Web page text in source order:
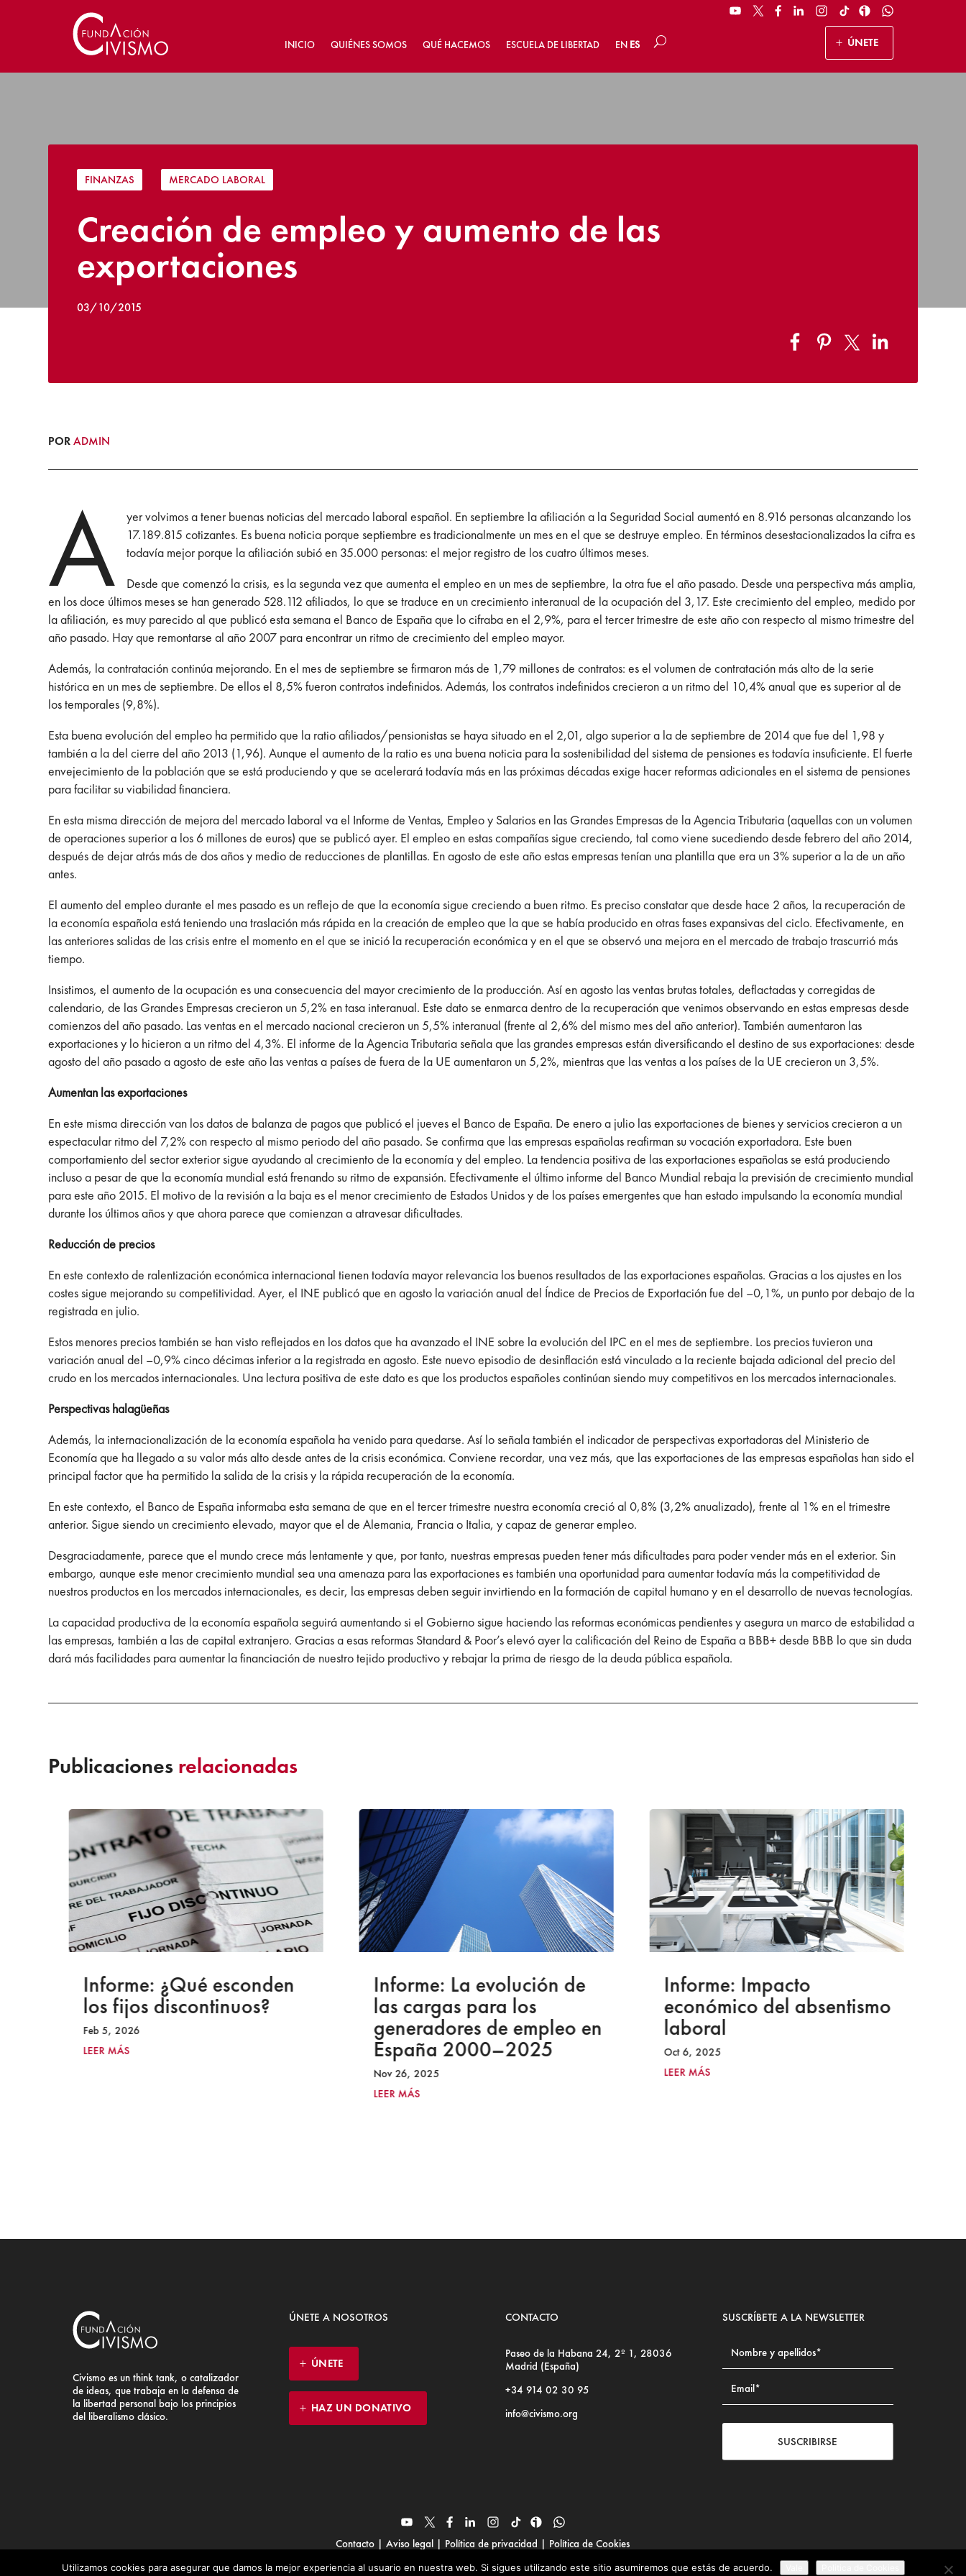
INICIO QUIÉNES SOMOS QUÉ HACEMOS ESCUELA DE LIBERTAD EN ES ÚNETE
FINANZAS MERCADO LABORAL
Creación de empleo y aumento de las
exportaciones
03/10/2015
PORADMIN
A
yer volvimos a tener buenas noticias del mercado laboral español. En septiembre la afiliación a la Seguridad Social aumentó en 8.916 personas alcanzando los
17.189.815 cotizantes. Es buena noticia porque septiembre es tradicionalmente un mes en el que se destruye empleo. En términos desestacionalizados la cifra es
todavía mejor porque la afiliación subió en 35.000 personas: el mejor registro de los cuatro últimos meses.
Desde que comenzó la crisis, es la segunda vez que aumenta el empleo en un mes de septiembre, la otra fue el año pasado. Desde una perspectiva más amplia,
en los doce últimos meses se han generado 528.112 afiliados, lo que se traduce en un crecimiento interanual de la ocupación del 3,17. Este crecimiento del empleo, medido por
la afiliación, es muy parecido al que publicó esta semana el Banco de España que lo cifraba en el 2,9%, para el tercer trimestre de este año con respecto al mismo trimestre del
año pasado. Hay que remontarse al año 2007 para encontrar un ritmo de crecimiento del empleo mayor.
Además, la contratación continúa mejorando. En el mes de septiembre se firmaron más de 1,79 millones de contratos: es el volumen de contratación más alto de la serie
histórica en un mes de septiembre. De ellos el 8,5% fueron contratos indefinidos. Además, los contratos indefinidos crecieron a un ritmo del 10,4% anual que es superior al de
los temporales (9,8%).
Esta buena evolución del empleo ha permitido que la ratio afiliados/pensionistas se haya situado en el 2,01, algo superior a la de septiembre de 2014 que fue del 1,98 y
también a la del cierre del año 2013 (1,96). Aunque el aumento de la ratio es una buena noticia para la sostenibilidad del sistema de pensiones es todavía insuficiente. El fuerte
envejecimiento de la población que se está produciendo y que se acelerará todavía más en las próximas décadas exige hacer reformas adicionales en el sistema de pensiones
para facilitar su viabilidad financiera.
En esta misma dirección de mejora del mercado laboral va el Informe de Ventas, Empleo y Salarios en las Grandes Empresas de la Agencia Tributaria (aquellas con un volumen
de operaciones superior a los 6 millones de euros) que se publicó ayer. El empleo en estas compañías sigue creciendo, tal como viene sucediendo desde febrero del año 2014,
después de dejar atrás más de dos años y medio de reducciones de plantillas. En agosto de este año estas empresas tenían una plantilla que era un 3% superior a la de un año
antes.
El aumento del empleo durante el mes pasado es un reflejo de que la economía sigue creciendo a buen ritmo. Es preciso constatar que desde hace 2 años, la recuperación de
la economía española está teniendo una traslación más rápida en la creación de empleo que la que se había producido en otras fases expansivas del ciclo. Efectivamente, en
las anteriores salidas de las crisis entre el momento en el que se inició la recuperación económica y en el que se observó una mejora en el mercado de trabajo trascurrió más
tiempo.
Insistimos, el aumento de la ocupación es una consecuencia del mayor crecimiento de la producción. Así en agosto las ventas brutas totales, deflactadas y corregidas de
calendario, de las Grandes Empresas crecieron un 5,2% en tasa interanual. Este dato se enmarca dentro de la recuperación que venimos observando en estas empresas desde
comienzos del año pasado. Las ventas en el mercado nacional crecieron un 5,5% interanual (frente al 2,6% del mismo mes del año anterior). También aumentaron las
exportaciones y lo hicieron a un ritmo del 4,3%. El informe de la Agencia Tributaria señala que las grandes empresas están diversificando el destino de sus exportaciones: desde
agosto del año pasado a agosto de este año las ventas a países de fuera de la UE aumentaron un 5,2%, mientras que las ventas a los países de la UE crecieron un 3,5%.
Aumentan las exportaciones
En este misma dirección van los datos de balanza de pagos que publicó el jueves el Banco de España. De enero a julio las exportaciones de bienes y servicios crecieron a un
espectacular ritmo del 7,2% con respecto al mismo periodo del año pasado. Se confirma que las empresas españolas reafirman su vocación exportadora. Este buen
comportamiento del sector exterior sigue ayudando al crecimiento de la economía y del empleo. La tendencia positiva de las exportaciones españolas se está produciendo
incluso a pesar de que la economía mundial está frenando su ritmo de expansión. Efectivamente el último informe del Banco Mundial rebaja la previsión de crecimiento mundial
para este año 2015. El motivo de la revisión a la baja es el menor crecimiento de Estados Unidos y de los países emergentes que han estado impulsando la economía mundial
durante los últimos años y que ahora parece que comienzan a atravesar dificultades.
Reducción de precios
En este contexto de ralentización económica internacional tienen todavía mayor relevancia los buenos resultados de las exportaciones españolas. Gracias a los ajustes en los
costes sigue mejorando su competitividad. Ayer, el INE publicó que en agosto la variación anual del Índice de Precios de Exportación fue del –0,1%, un punto por debajo de la
registrada en julio.
Estos menores precios también se han visto reflejados en los datos que ha avanzado el INE sobre la evolución del IPC en el mes de septiembre. Los precios tuvieron una
variación anual del –0,9% cinco décimas inferior a la registrada en agosto. Este nuevo episodio de desinflación está vinculado a la reciente bajada adicional del precio del
crudo en los mercados internacionales. Una lectura positiva de este dato es que los productos españoles continúan siendo muy competitivos en los mercados internacionales.
Perspectivas halagüeñas
Además, la internacionalización de la economía española ha venido para quedarse. Así lo señala también el indicador de perspectivas exportadoras del Ministerio de
Economía que ha llegado a su valor más alto desde antes de la crisis económica. Conviene recordar, una vez más, que las exportaciones de las empresas españolas han sido el
principal factor que ha permitido la salida de la crisis y la rápida recuperación de la economía.
En este contexto, el Banco de España informaba esta semana de que en el tercer trimestre nuestra economía creció al 0,8% (3,2% anualizado), frente al 1% en el trimestre
anterior. Sigue siendo un crecimiento elevado, mayor que el de Alemania, Francia o Italia, y capaz de generar empleo.
Desgraciadamente, parece que el mundo crece más lentamente y que, por tanto, nuestras empresas pueden tener más dificultades para poder vender más en el exterior. Sin
embargo, aunque este menor crecimiento mundial sea una amenaza para las exportaciones es también una oportunidad para aumentar todavía más la competitividad de
nuestros productos en los mercados internacionales, es decir, las empresas deben seguir invirtiendo en la formación de capital humano y en el desarrollo de nuevas tecnologías.
La capacidad productiva de la economía española seguirá aumentando si el Gobierno sigue haciendo las reformas económicas pendientes y asegura un marco de estabilidad a
las empresas, también a las de capital extranjero. Gracias a esas reformas Standard & Poor’s elevó ayer la calificación del Reino de España a BBB+ desde BBB lo que sin duda
dará más facilidades para aumentar la financiación de nuestro tejido productivo y rebajar la prima de riesgo de la deuda pública española.
Publicaciones relacionadas
Informe: ¿Qué esconden
los fijos discontinuos?
Feb 5, 2026
LEER MÁS
Informe: La evolución de
las cargas para los
generadores de empleo en
España 2000–2025
Nov 26, 2025
LEER MÁS
Informe: Impacto
económico del absentismo
laboral
Oct 6, 2025
LEER MÁS
Civismo es un think tank, o catalizador
de ideas, que trabaja en la defensa de
la libertad personal bajo los principios
del liberalismo clásico.
ÚNETE A NOSOTROS
ÚNETE
HAZ UN DONATIVO
CONTACTO
Paseo de la Habana 24, 2º 1, 28036
Madrid (España)
+34 914 02 30 95
info@civismo.org
SUSCRÍBETE A LA NEWSLETTER
SUSCRIBIRSE
Contacto |Aviso legal | Política de privacidad | Política de Cookies
© Fundación Civismo 2025
Utilizamos cookies para asegurar que damos la mejor experiencia al usuario en nuestra web. Si sigues utilizando este sitio asumiremos que estás de acuerdo.